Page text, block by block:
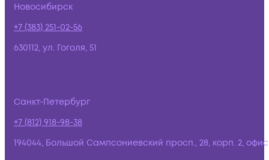
Новосибирск
+7 (383) 251-02-56
630112, ул. Гоголя, 51
Санкт-Петербург
+7 (812) 918-98-38
194044, Большой Сампсониевский просп., 28, корп. 2,